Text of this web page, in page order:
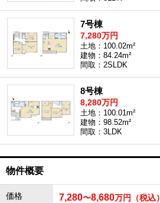
7号棟
7,280万円
土地：100.02m²
建物：84.24m²
間取：2SLDK
8号棟
8,280万円
土地：100.01m²
建物：98.52m²
間取：3LDK
物件概要
価格 7,280〜8,680万円（税込）